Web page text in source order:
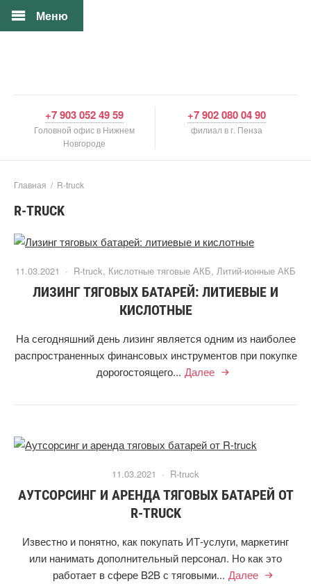
Меню
+7 903 052 49 59
Головной офис в Нижнем
Новгороде
+7 902 080 04 90
филиал в г. Пенза
Главная / R-truck
R-TRUCK
11.03.2021 · R-truck, Кислотные тяговые АКБ, Литий-ионные АКБ
ЛИЗИНГ ТЯГОВЫХ БАТАРЕЙ: ЛИТИЕВЫЕ И
КИСЛОТНЫЕ
На сегодняшний день лизинг является одним из наиболее
распространенных финансовых инструментов при покупке
дорогостоящего... Далее
11.03.2021 · R-truck
АУТСОРСИНГ И АРЕНДА ТЯГОВЫХ БАТАРЕЙ ОТ
R-TRUCK
Известно и понятно, как покупать ИТ-услуги, маркетинг
или нанимать дополнительный персонал. Но как это
работает в сфере B2B с тяговыми... Далее